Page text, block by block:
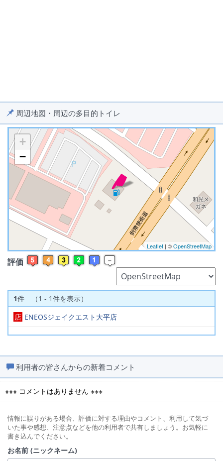
周辺地図・周辺の多目的トイレ
※ マップを検索、表示中です ※
+
−
Leaflet | ©OpenStreetMap
評価
1件 （1 - 1件を表示）
店 ENEOSジェイクエスト大平店
利用者の皆さんからの新着コメント
※※※ コメントはありません ※※※
情報に誤りがある場合、評価に対する理由やコメント、利用して気づ
いた事や感想、注意点などを他の利用者で共有しましょう。お気軽に
書き込んでください。
お名前 (ニックネーム)